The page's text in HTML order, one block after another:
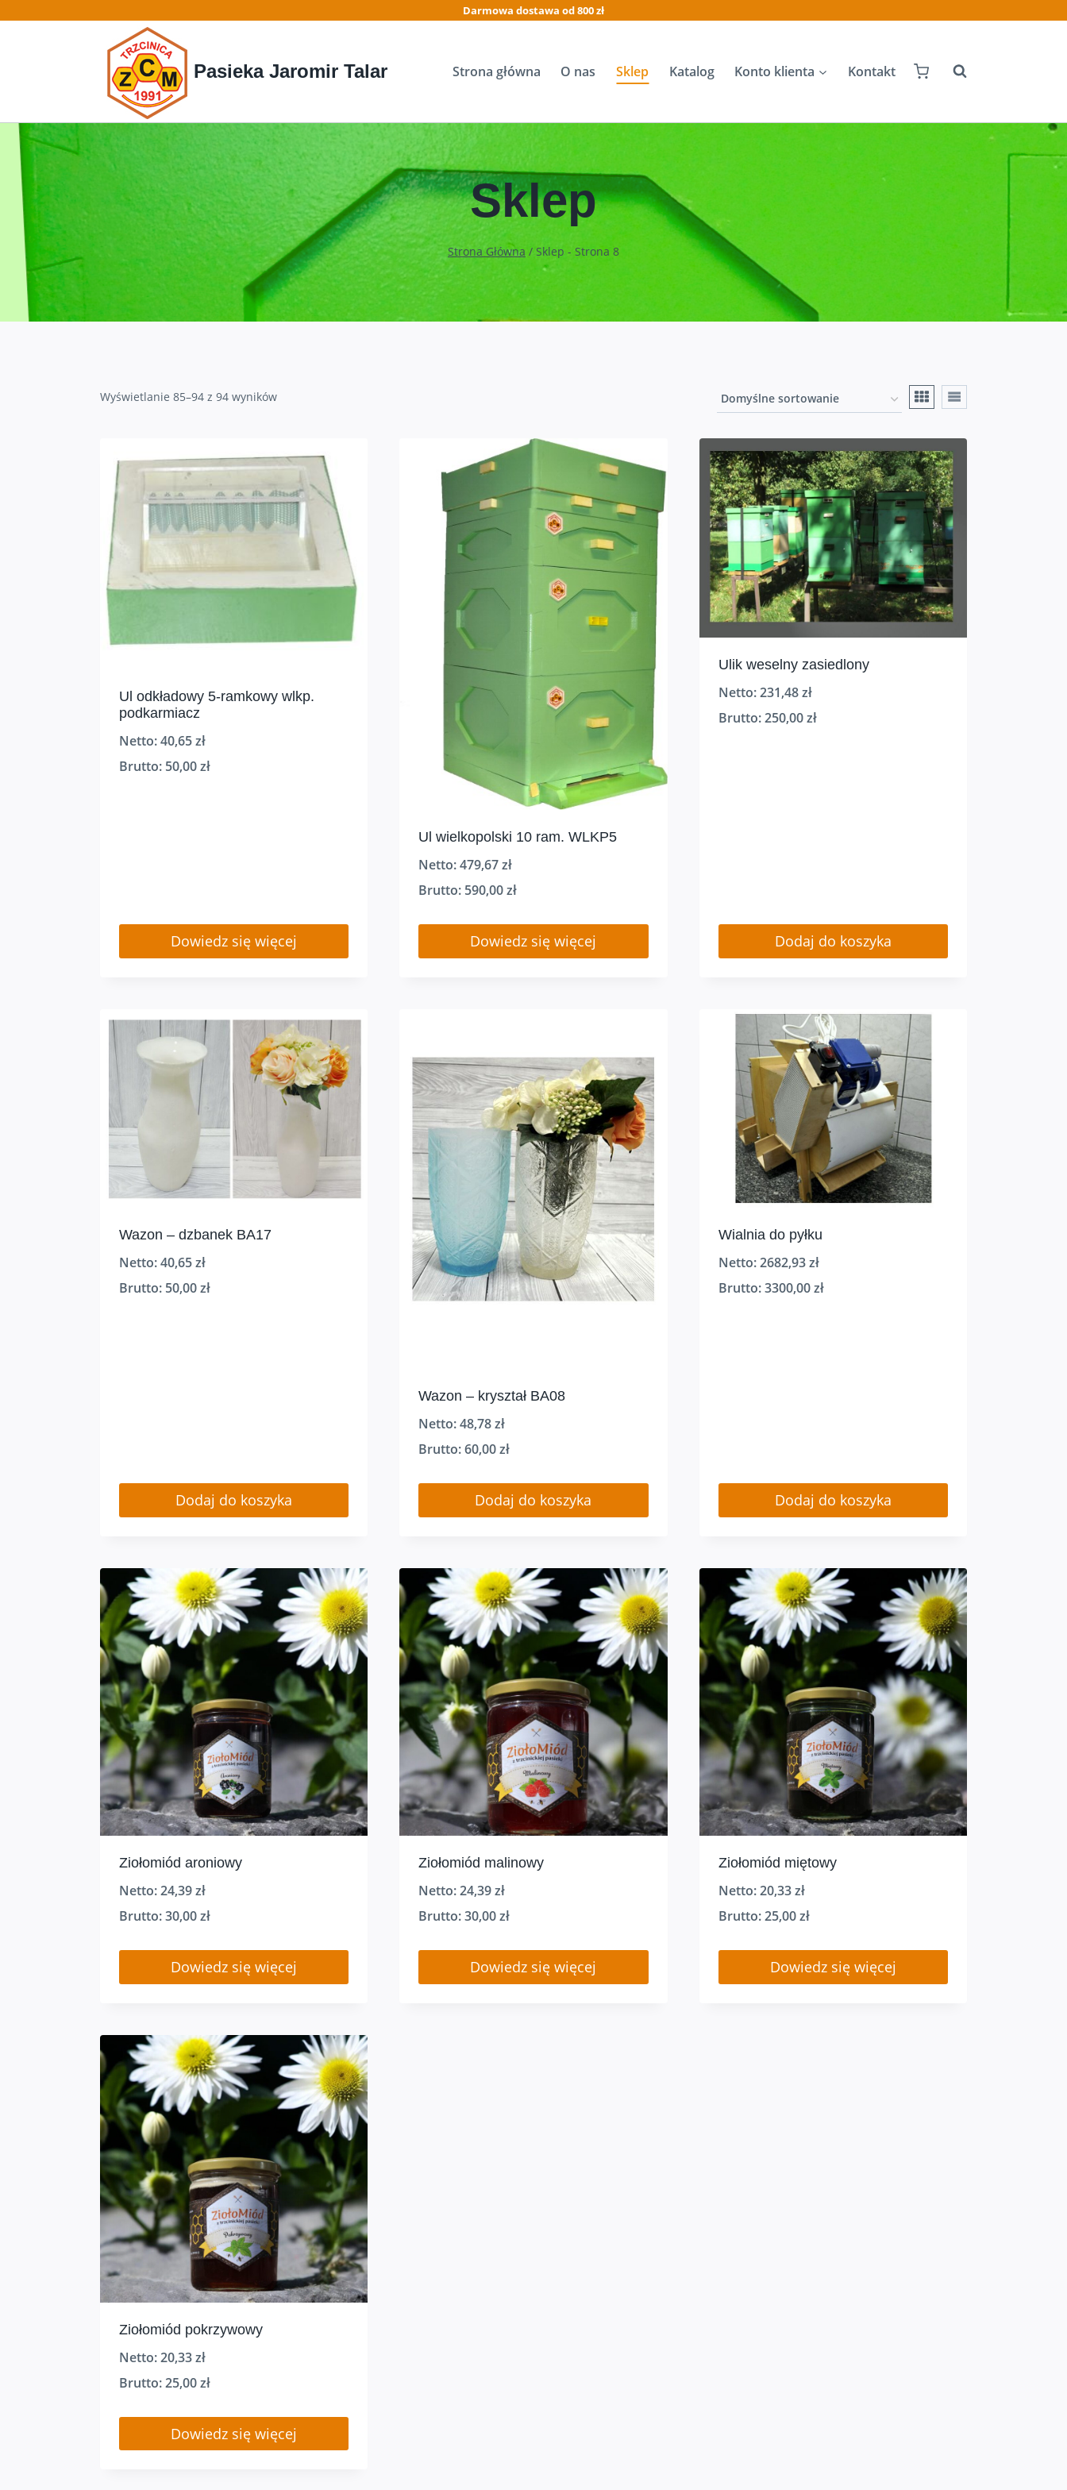
Darmowa dostawa od 800 zł
Pasieka Jaromir Talar Strona główna O nas Sklep Katalog Konto klienta Kontakt
Sklep
Strona Główna / Sklep - Strona 8
Wyświetlanie 85–94 z 94 wyników
Ul odkładowy 5-ramkowy wlkp.
podkarmiacz
Netto:40,65zł
Brutto: 50,00zł
Dowiedz się więcej
Ul wielkopolski 10 ram. WLKP5
Netto:479,67zł
Brutto: 590,00zł
Dowiedz się więcej
Ulik weselny zasiedlony
Netto:231,48zł
Brutto:250,00zł
Dodaj do koszyka
Wazon – dzbanek BA17
Netto:40,65zł
Brutto: 50,00zł
Dodaj do koszyka
Wazon – kryształ BA08
Netto:48,78zł
Brutto:60,00zł
Dodaj do koszyka
Wialnia do pyłku
Netto:2682,93zł
Brutto:3300,00zł
Dodaj do koszyka
Ziołomiód aroniowy
Netto:24,39zł
Brutto:30,00zł
Dowiedz się więcej
Ziołomiód malinowy
Netto:24,39zł
Brutto:30,00zł
Dowiedz się więcej
Ziołomiód miętowy
Netto:20,33zł
Brutto:25,00zł
Dowiedz się więcej
Ziołomiód pokrzywowy
Netto:20,33zł
Brutto:25,00zł
Dowiedz się więcej